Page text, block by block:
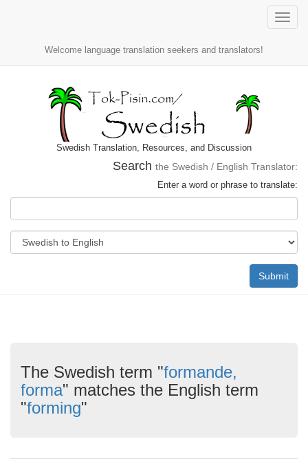
Toggle
Welcome language translation seekers and translators!
Swedish Translation, Resources, and Discussion
Search the Swedish / English Translator:
Enter a word or phrase to translate:
Submit
The Swedish term "formande,
forma" matches the English term
"forming"